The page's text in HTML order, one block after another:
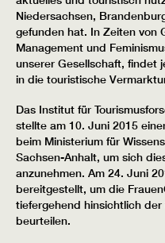
Niedersachsen,
gefunden hat. In Zeiten von
Management und
unserer Gesellschaft, findet
in die touristische
Das Institut für
stellte am 10. Juni 2015
beim Ministerium für
Sachsen-Anhalt, um sich
anzunehmen. Am 24. Juni
bereitgestellt, um die
tiefergehend hinsichtlich
beurteilen.